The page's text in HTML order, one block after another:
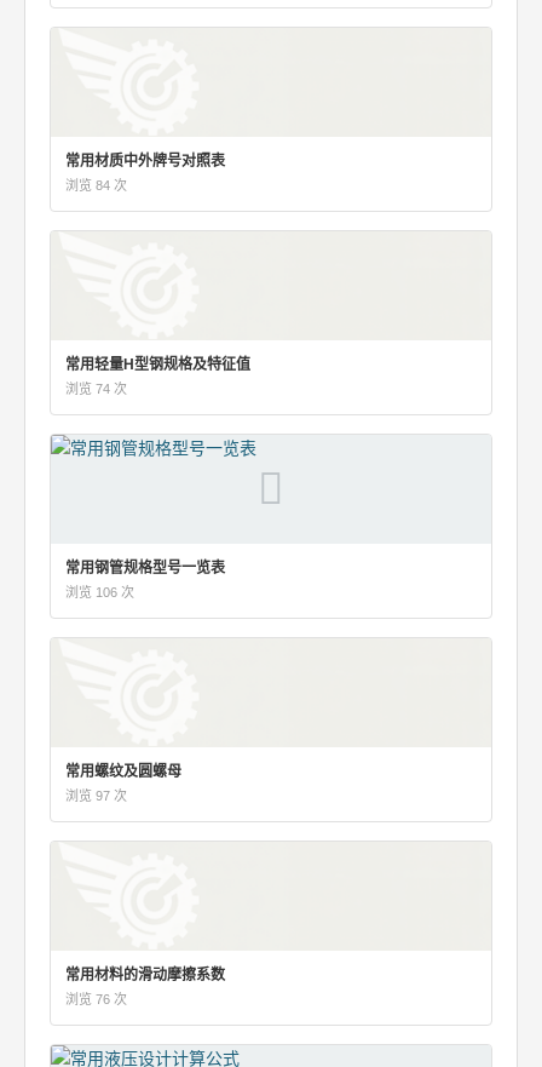
常用材质中外牌号对照表
浏览 84 次
常用轻量H型钢规格及特征值
浏览 74 次
常用钢管规格型号一览表
浏览 106 次
常用螺纹及圆螺母
浏览 97 次
常用材料的滑动摩擦系数
浏览 76 次